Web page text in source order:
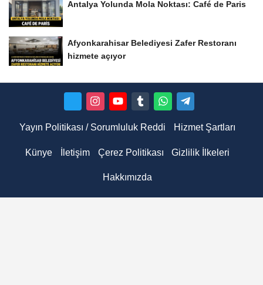
Antalya Yolunda Mola Noktası: Café de Paris
Afyonkarahisar Belediyesi Zafer Restoranı
hizmete açıyor
Yayın Politikası / Sorumluluk Reddi Hizmet Şartları
Künye İletişim Çerez Politikası Gizlilik İlkeleri
Hakkımızda